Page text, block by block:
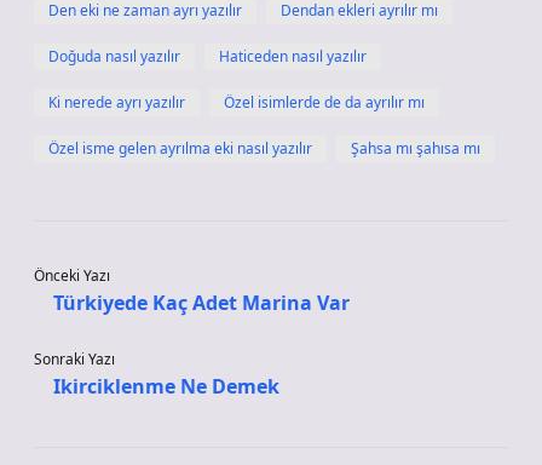
Den eki ne zaman ayrı yazılır Dendan ekleri ayrılır mı
Doğuda nasıl yazılır Haticeden nasıl yazılır
Ki nerede ayrı yazılır Özel isimlerde de da ayrılır mı
Özel isme gelen ayrılma eki nasıl yazılır Şahsa mı şahısa mı
Önceki Yazı
Türkiyede Kaç Adet Marina Var
Sonraki Yazı
Ikirciklenme Ne Demek